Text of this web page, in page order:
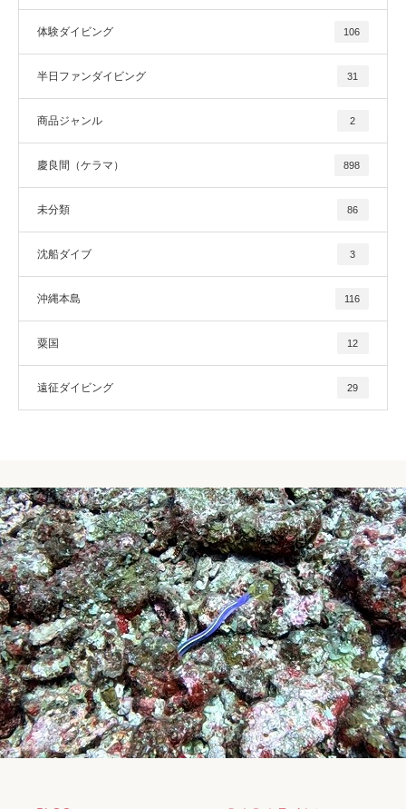
体験ダイビング 106
半日ファンダイビング 31
商品ジャンル 2
慶良間（ケラマ） 898
未分類 86
沈船ダイブ 3
沖縄本島 116
粟国 12
遠征ダイビング 29